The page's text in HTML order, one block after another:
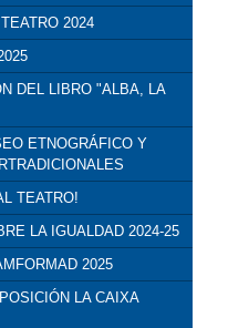
2024
DEL LIBRO "ALBA, LA
ETNOGRÁFICO Y
TEATRO!
LA IGUALDAD 2024-25
2025
LA CAIXA